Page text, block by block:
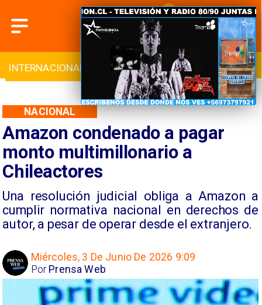
INTERNACIONAL DEPORTES CULTURA
Amazon condenado a pagar
monto multimillonario a
Chileactores
Una resolución judicial obliga a Amazon a
cumplir normativa nacional en derechos de
autor, a pesar de operar desde el extranjero.
NACIONAL
Miércoles, 3 De Junio De 2026 9:09
Prensa Web
Por